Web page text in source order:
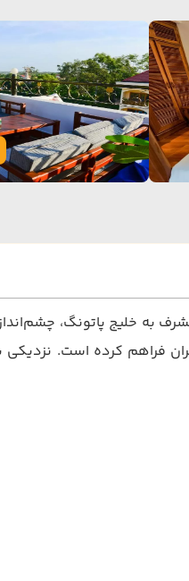
به خلیج پاتونگ،
فراهم کرده است. نزدیکی